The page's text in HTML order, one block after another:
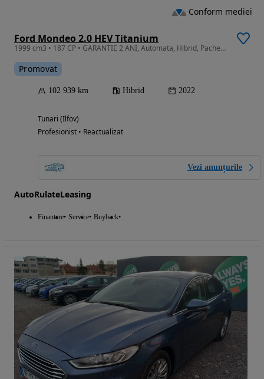
Ford Mondeo 2.0 HEV Titanium
1999 cm3 • 187 CP • GARANTIE 2 ANI, Automata, Hibrid, Pachet iarna, Navi
Promovat
102 939 km Hibrid 2022
Tunari (Ilfov)
Profesionist • Reactualizat
Vezi anunțurile
AutoRulateLeasing
Finantare Service Buyback
Conform mediei